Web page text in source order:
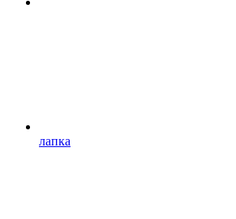
лапка